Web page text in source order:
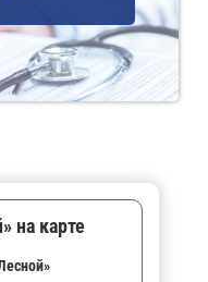
на карте